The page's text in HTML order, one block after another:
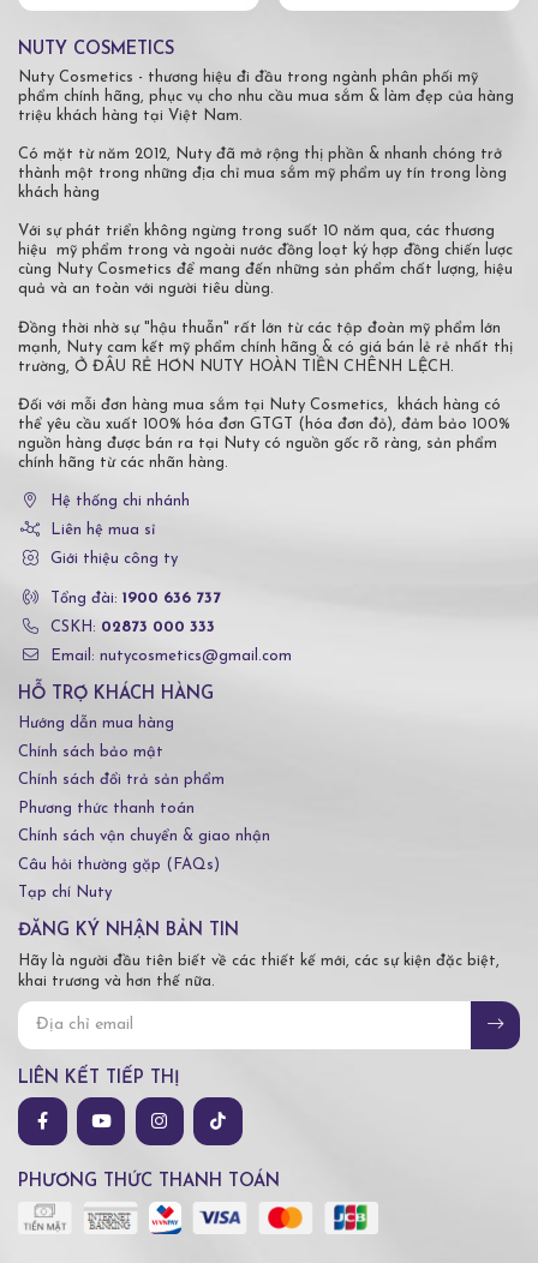
NUTY COSMETICS
Nuty Cosmetics - thương hiệu đi đầu trong ngành phân phối mỹ
phẩm chính hãng, phục vụ cho nhu cầu mua sắm & làm đẹp của hàng
triệu khách hàng tại Việt Nam.
Có mặt từ năm 2012, Nuty đã mở rộng thị phần & nhanh chóng trở
thành một trong những địa chỉ mua sắm mỹ phẩm uy tín trong lòng
khách hàng
Với sự phát triển không ngừng trong suốt 10 năm qua, các thương
hiệu mỹ phẩm trong và ngoài nước đồng loạt ký hợp đồng chiến lược
cùng Nuty Cosmetics để mang đến những sản phẩm chất lượng, hiệu
quả và an toàn với người tiêu dùng.
Đồng thời nhờ sự "hậu thuẫn" rất lớn từ các tập đoàn mỹ phẩm lớn
mạnh, Nuty cam kết mỹ phẩm chính hãng & có giá bán lẻ rẻ nhất thị
trường, Ở ĐÂU RẺ HƠN NUTY HOÀN TIỀN CHÊNH LỆCH.
Đối với mỗi đơn hàng mua sắm tại Nuty Cosmetics, khách hàng có
thể yêu cầu xuất 100% hóa đơn GTGT (hóa đơn đỏ), đảm bảo 100%
nguồn hàng được bán ra tại Nuty có nguồn gốc rõ ràng, sản phẩm
chính hãng từ các nhãn hàng.
Hệ thống chi nhánh
Liên hệ mua sỉ
Giới thiệu công ty
Tổng đài: 1900 636 737
CSKH: 02873 000 333
Email: nutycosmetics@gmail.com
HỖ TRỢ KHÁCH HÀNG
Hướng dẫn mua hàng
Chính sách bảo mật
Chính sách đổi trả sản phẩm
Phương thức thanh toán
Chính sách vận chuyển & giao nhận
Câu hỏi thường gặp (FAQs)
Tạp chí Nuty
ĐĂNG KÝ NHẬN BẢN TIN
Hãy là người đầu tiên biết về các thiết kế mới, các sự kiện đặc biệt,
khai trương và hơn thế nữa.
LIÊN KẾT TIẾP THỊ
PHƯƠNG THỨC THANH TOÁN